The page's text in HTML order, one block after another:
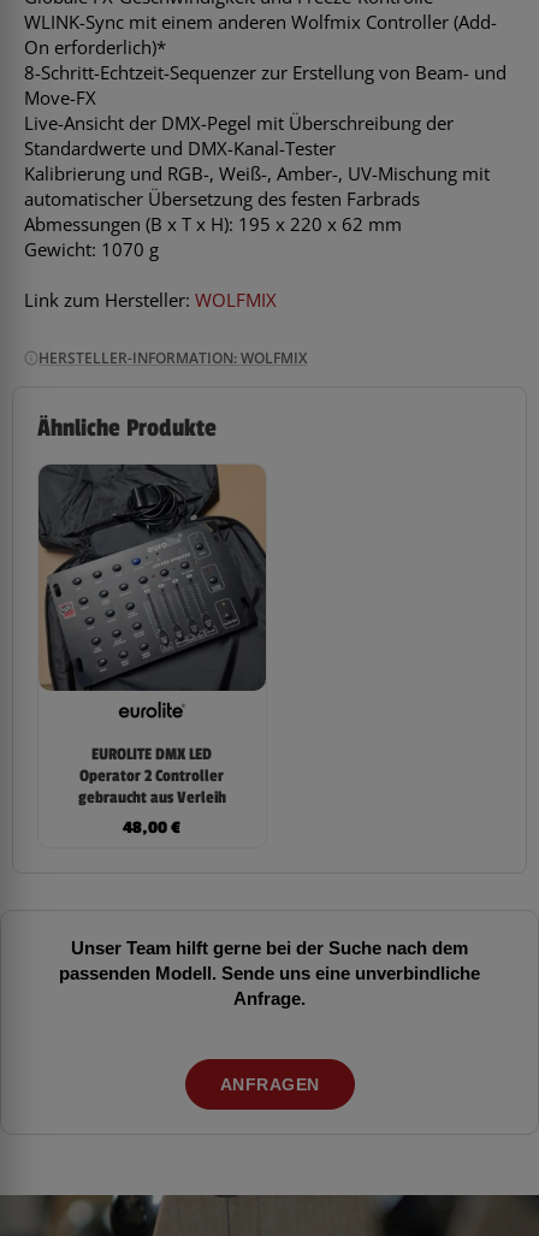
WLINK-Sync mit einem anderen Wolfmix Controller (Add-
On erforderlich)*
8-Schritt-Echtzeit-Sequenzer zur Erstellung von Beam- und
Move-FX
Live-Ansicht der DMX-Pegel mit Überschreibung der
Standardwerte und DMX-Kanal-Tester
Kalibrierung und RGB-, Weiß-, Amber-, UV-Mischung mit
automatischer Übersetzung des festen Farbrads
Abmessungen (B x T x H): 195 x 220 x 62 mm
Gewicht: 1070 g
Link zum Hersteller: WOLFMIX
HERSTELLER-INFORMATION: WOLFMIX
Ähnliche Produkte
EUROLITE DMX LED
Operator 2 Controller
gebraucht aus Verleih
48,00€
Unser Team hilft gerne bei der Suche nach dem
passenden Modell. Sende uns eine unverbindliche
Anfrage.
ANFRAGEN